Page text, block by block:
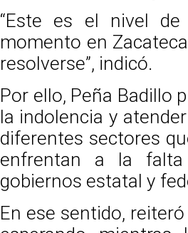
“Este es el nivel
momento en
resolverse”, indicó.
Por ello, Peña Badillo
la indolencia y
diferentes sectores
enfrentan a la
gobiernos estatal y
En ese sentido,